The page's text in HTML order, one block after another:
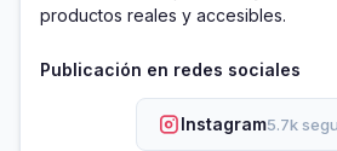
Publicación en redes sociales
Instagram5.7k